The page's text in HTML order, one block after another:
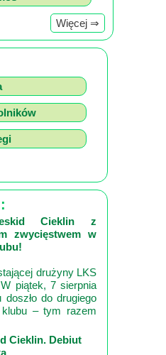
Więcej ⇒
Cieklin z
zwycięstwem w
drużyny LKS
piątek, 7 sierpnia
do drugiego
– tym razem
Cieklin. Debiut